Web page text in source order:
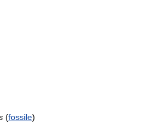
(fossile)